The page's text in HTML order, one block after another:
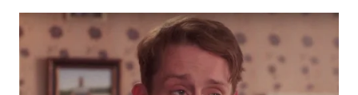
WN
NATUNA